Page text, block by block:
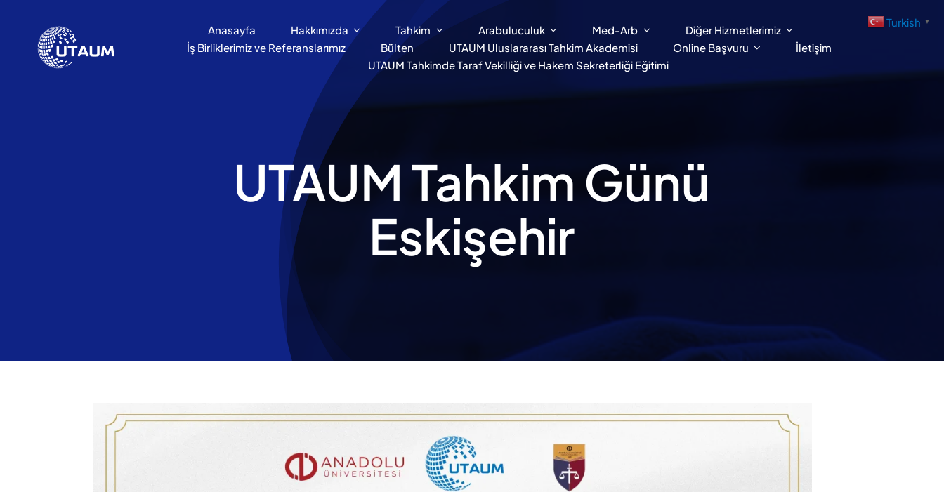
Anasayfa Hakkımızda Tahkim Arabuluculuk Med-Arb
Diğer Hizmetlerimiz
İş Birliklerimiz ve Referanslarımız
Bülten UTAUM Uluslararası Tahkim Akademisi Online Başvuru
İletişim
UTAUM Tahkimde Taraf Vekilliği ve Hakem Sekreterliği Eğitimi
UTAUM Tahkim Günü
Eskişehir
Turkish ▼